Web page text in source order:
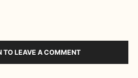
TO LEAVE A COMMENT